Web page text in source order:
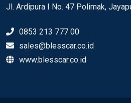
Jl. Ardipura I No. 47 Polimak,
0853 213 777 00
sales@blesscar.co.id
www.blesscar.co.id